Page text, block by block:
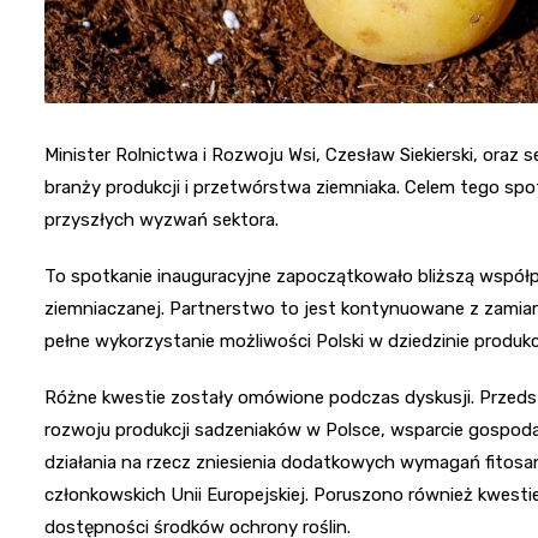
Minister Rolnictwa i Rozwoju Wsi, Czesław Siekierski, oraz
branży produkcji i przetwórstwa ziemniaka. Celem tego
przyszłych wyzwań sektora.
To spotkanie inauguracyjne zapoczątkowało bliższą
ziemniaczanej. Partnerstwo to jest kontynuowane z
pełne wykorzystanie możliwości Polski w dziedzinie
Różne kwestie zostały omówione podczas dyskusji.
rozwoju produkcji sadzeniaków w Polsce, wsparcie
działania na rzecz zniesienia dodatkowych wymagań
członkowskich Unii Europejskiej. Poruszono również
dostępności środków ochrony roślin.